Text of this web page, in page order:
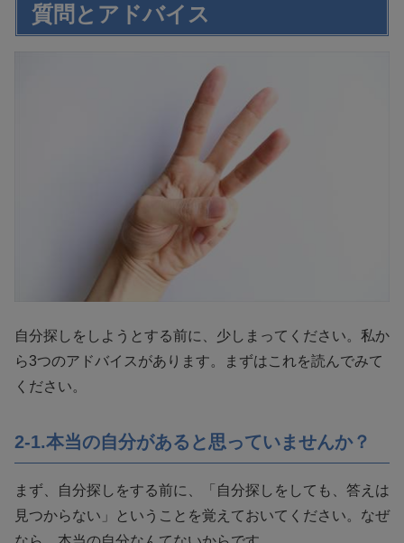
質問とアドバイス
自分探しをしようとする前に、少しまってください。私か
ら3つのアドバイスがあります。まずはこれを読んでみて
ください。
2-1.本当の自分があると思っていませんか？
まず、自分探しをする前に、「自分探しをしても、答えは
見つからない」ということを覚えておいてください。なぜ